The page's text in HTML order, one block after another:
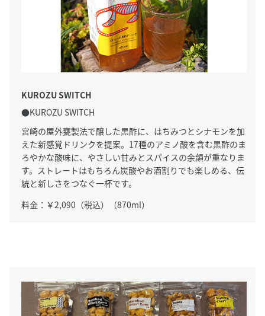
KUROZU SWITCH
●KUROZU SWITCH
宮崎の屋外甕製法で醸した黒酢に、はちみつとシナモンを加
えた新感覚ドリンクを提案。17種のアミノ酸を含む黒酢のま
ろやかな酸味に、やさしい甘みとスパイスの余韻が重なりま
す。ストレートはもちろん炭酸やお酒割りでも楽しめる、伝
統と新しさをつなぐ一杯です。
料金：￥2,090（税込）（870ml）